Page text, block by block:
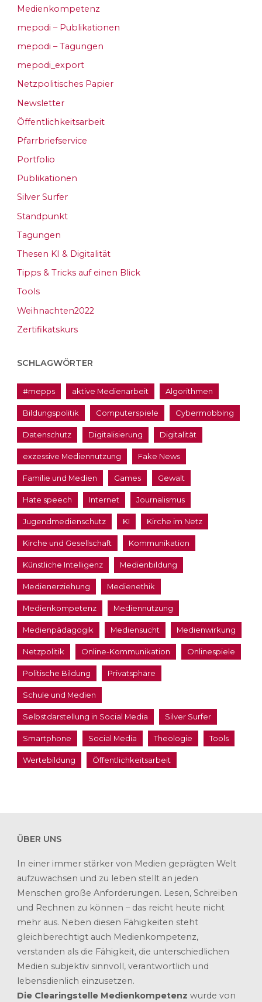
Medienkompetenz
mepodi – Publikationen
mepodi – Tagungen
mepodi_export
Netzpolitisches Papier
Newsletter
Öffentlichkeitsarbeit
Pfarrbriefservice
Portfolio
Publikationen
Silver Surfer
Standpunkt
Tagungen
Thesen KI & Digitalität
Tipps & Tricks auf einen Blick
Tools
Weihnachten2022
Zertifikatskurs
SCHLAGWÖRTER
#mepps aktive Medienarbeit Algorithmen
Bildungspolitik Computerspiele Cybermobbing
Datenschutz Digitalisierung Digitalität
exzessive Mediennutzung Fake News
Familie und Medien Games Gewalt
Hate speech Internet Journalismus
Jugendmedienschutz KI Kirche im Netz
Kirche und Gesellschaft Kommunikation
Künstliche Intelligenz Medienbildung
Medienerziehung Medienethik
Medienkompetenz Mediennutzung
Medienpädagogik Mediensucht Medienwirkung
Netzpolitik Online-Kommunikation Onlinespiele
Politische Bildung Privatsphäre
Schule und Medien
Selbstdarstellung in Social Media Silver Surfer
Smartphone Social Media Theologie Tools
Wertebildung Öffentlichkeitsarbeit
ÜBER UNS
In einer immer stärker von Medien geprägten Welt
aufzuwachsen und zu leben stellt an jeden
Menschen große Anforderungen. Lesen, Schreiben
und Rechnen zu können – das reicht heute nicht
mehr aus. Neben diesen Fähigkeiten steht
gleichberechtigt auch Medienkompetenz,
verstanden als die Fähigkeit, die unterschiedlichen
Medien subjektiv sinnvoll, verantwortlich und
lebensdienlich einzusetzen.
Die Clearingstelle Medienkompetenz wurde von